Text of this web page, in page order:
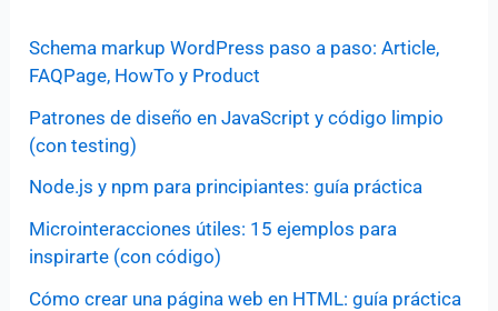
Schema markup WordPress paso a paso: Article,
FAQPage, HowTo y Product
Patrones de diseño en JavaScript y código limpio
(con testing)
Node.js y npm para principiantes: guía práctica
Microinteracciones útiles: 15 ejemplos para
inspirarte (con código)
Cómo crear una página web en HTML: guía práctica